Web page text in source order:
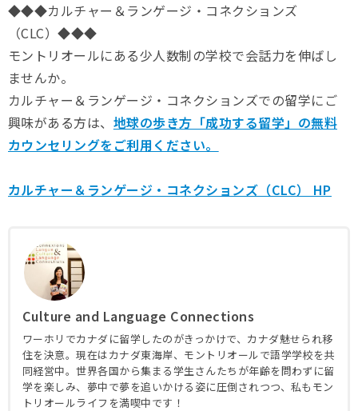
◆◆◆カルチャー＆ランゲージ・コネクションズ
（CLC）◆◆◆
モントリオールにある少人数制の学校で会話力を伸ばし
ませんか。
カルチャー＆ランゲージ・コネクションズでの留学にご
興味がある方は、 地球の歩き方「成功する留学」の無料
カウンセリングをご利用ください。
カルチャー＆ランゲージ・コネクションズ（CLC） HP
Culture and Language Connections
ワーホリでカナダに留学したのがきっかけで、カナダ魅せられ移
住を決意。現在はカナダ東海岸、モントリオールで語学学校を共
同経営中。世界各国から集まる学生さんたちが年齢を問わずに留
学を楽しみ、夢中で夢を追いかける姿に圧倒されつつ、私もモン
トリオールライフを満喫中です！